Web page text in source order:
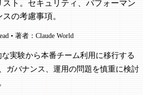
ト。セキュリティ、パフォーマン
の考慮事項。
• 著者：Claude World
な実験から本番チーム利用に移行する
ガバナンス、運用の問題を慎重に検討